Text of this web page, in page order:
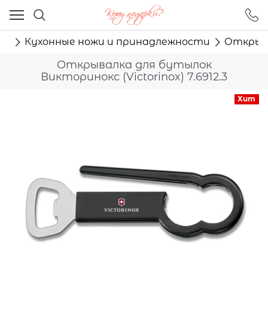
Кухонные ножи и принадлежности
Открывалка для бутылок
Викторинокс (Victorinox) 7.6912.3
Хит
Ваш город - Москва,
угадали?
ДА НЕТ